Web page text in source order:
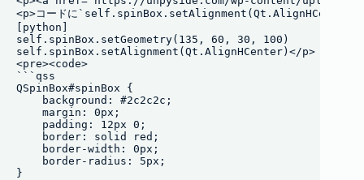
<p>コードに`self.spinBox.setAlignment(Qt.AlignHCenter)`を
[python]
self.spinBox.setGeometry(135, 60, 30, 100)
self.spinBox.setAlignment(Qt.AlignHCenter)</p>
<pre><code>
```qss
QSpinBox#spinBox {
    background: #2c2c2c;
    margin: 0px;
    padding: 12px 0;
    border: solid red;
    border-width: 0px;
    border-radius: 5px;
}